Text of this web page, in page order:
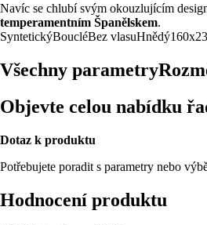
Navíc se chlubí svým okouzlujícím
temperamentním Španělskem.
SyntetickýBoucléBez vlasuHnědý
Všechny parametry
Objevte celou nabídku
Dotaz k produktu
Potřebujete poradit s parametry nebo
Hodnocení produktu